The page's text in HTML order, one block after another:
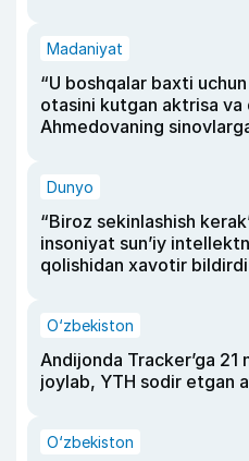
Madaniyat
“U boshqalar baxti
otasini kutgan aktrisa va
Ahmedovaning
Dunyo
“Biroz sekinlashish
insoniyat sun’iy
qolishidan xavotir bildirdi
O‘zbekiston
Andijonda Tracker’ga 21
joylab, YTH sodir etgan
O‘zbekiston